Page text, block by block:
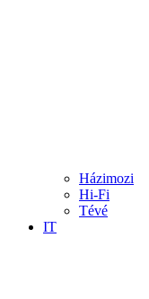
Házimozi
Hi-Fi
Tévé
IT